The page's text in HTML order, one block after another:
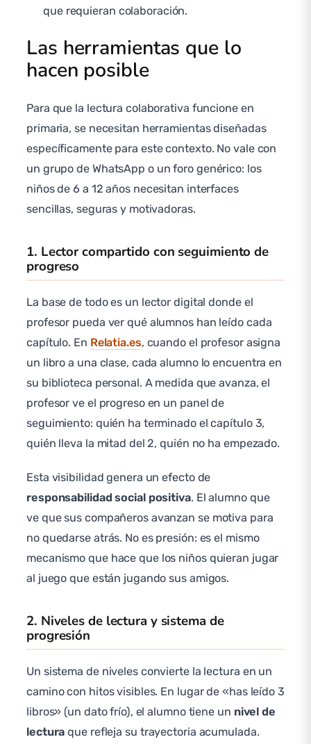
que requieran colaboración.
Las herramientas que lo
hacen posible
Para que la lectura colaborativa funcione en
primaria, se necesitan herramientas diseñadas
específicamente para este contexto. No vale con
un grupo de WhatsApp o un foro genérico: los
niños de 6 a 12 años necesitan interfaces
sencillas, seguras y motivadoras.
1. Lector compartido con seguimiento de
progreso
La base de todo es un lector digital donde el
profesor pueda ver qué alumnos han leído cada
capítulo. En Relatia.es, cuando el profesor asigna
un libro a una clase, cada alumno lo encuentra en
su biblioteca personal. A medida que avanza, el
profesor ve el progreso en un panel de
seguimiento: quién ha terminado el capítulo 3,
quién lleva la mitad del 2, quién no ha empezado.
Esta visibilidad genera un efecto de
responsabilidad social positiva. El alumno que
ve que sus compañeros avanzan se motiva para
no quedarse atrás. No es presión: es el mismo
mecanismo que hace que los niños quieran jugar
al juego que están jugando sus amigos.
2. Niveles de lectura y sistema de
progresión
Un sistema de niveles convierte la lectura en un
camino con hitos visibles. En lugar de «has leído 3
libros» (un dato frío), el alumno tiene un nivel de
lectura que refleja su trayectoria acumulada.